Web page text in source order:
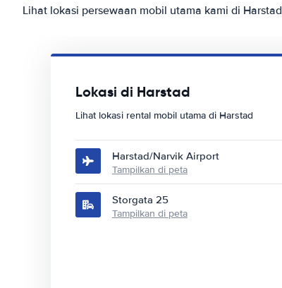
Lihat lokasi persewaan mobil utama kami di Harstad
Lokasi di Harstad
Lihat lokasi rental mobil utama di Harstad
Harstad/Narvik Airport
Tampilkan di peta
Storgata 25
Tampilkan di peta